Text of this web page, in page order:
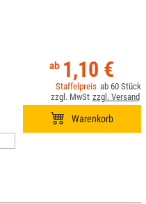
1,10 €
60